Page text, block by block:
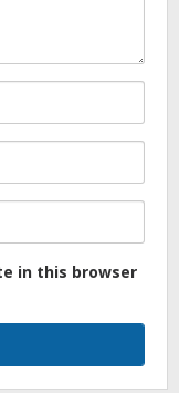
in this browser